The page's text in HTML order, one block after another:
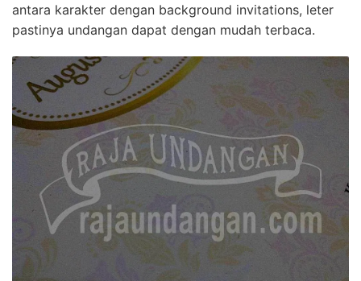
antara karakter dengan background invitations, leter
pastinya undangan dapat dengan mudah terbaca.